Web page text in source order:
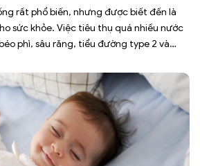
rất phổ biến, nhưng được biết đến là
sức khỏe. Việc tiêu thụ quá nhiều nước
phì, sâu răng, tiểu đường type 2 và